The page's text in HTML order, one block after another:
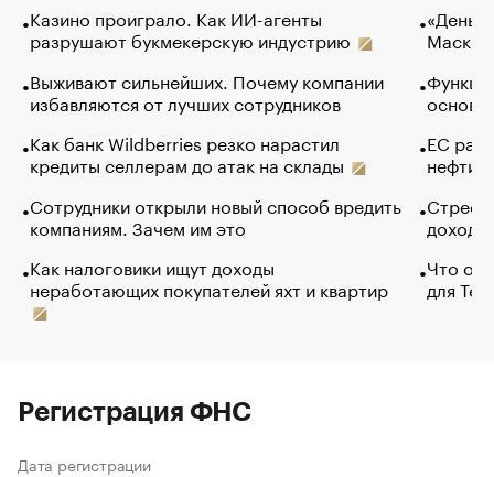
Казино проиграло. Как ИИ-агенты
разрушают букмекерскую индустрию
Выживают сильнейших. Почему компании
избавляются от лучших сотрудников
Как банк Wildberries резко нарастил
кредиты селлерам до атак на склады
Сотрудники открыли новый способ вредить
компаниям. Зачем им это
Как налоговики ищут доходы
неработающих покупателей яхт и квартир
Маск в
основ
ЕС
нефти
Что
для
Регистрация ФНС
Дата регистрации